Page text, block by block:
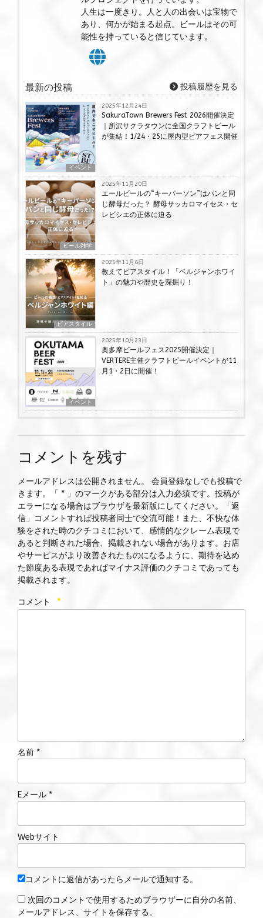
人生は一度きり。人と人の出会いは宝物で
あり、何かが始まる起点。ビールはその可
能性を持っていると信じています。
最新の投稿 投稿履歴を見る
イベント
2025年12月24日
SakuraTown Brewers Fest 2026開催決定
｜所沢サクラタウンに全国クラフトビール
が集結！1/24・25に屋内型ビアフェス開催
ビール雑学
2025年11月20日
エールビールの“キーパーソン”はパンと同
じ酵母だった？ 酵母サッカロマイセス・セ
レビシエの正体に迫る
ビアスタイル
2025年11月6日
教えてビアスタイル！「ベルジャンホワイ
ト」の魅力や歴史を深掘り！
イベント
2025年10月23日
奥多摩ビールフェス2025開催決定｜
VERTERE主催クラフトビールイベントが11
月1・2日に開催！
コメントを残す
メールアドレスは公開されません。 会員登録なしでも投稿で
きます。「 * 」のマークがある部分は入力必須です。投稿が
エラーになる場合はブラウザを最新版にしてください。「返
信」コメントすれば投稿者同士で交流可能！また、不快な体
験をされた時のクチコミにおいて、感情的なクレーム表現で
あると判断された場合、掲載されない場合があります。お店
やサービスがより改善されたものになるように、期待を込め
た節度ある表現であればマイナス評価のクチコミであっても
掲載されます。
コメント *
名前 *
Eメール *
Webサイト
コメントに返信があったらメールで通知する。
次回のコメントで使用するためブラウザーに自分の名前、
メールアドレス、サイトを保存する。